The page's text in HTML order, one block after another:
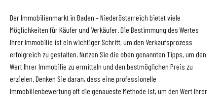
Der Immobilienmarkt in Baden – Niederösterreich bietet viele
Möglichkeiten für Käufer und Verkäufer. Die Bestimmung des Wertes
Ihrer Immobilie ist ein wichtiger Schritt, um den Verkaufsprozess
erfolgreich zu gestalten. Nutzen Sie die oben genannten Tipps, um den
Wert Ihrer Immobilie zu ermitteln und den bestmöglichen Preis zu
erzielen. Denken Sie daran, dass eine professionelle
Immobilienbewertung oft die genaueste Methode ist, um den Wert Ihrer